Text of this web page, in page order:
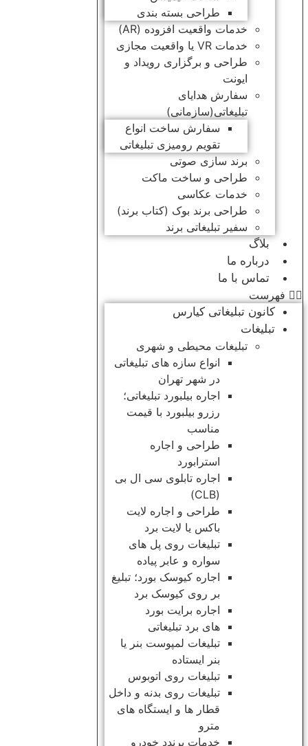
طراحی بسته بندی
خدمات واقعیت افزوده (AR)
خدمات VR یا واقعیت مجازی
طراحی و برگزاری رویداد و
ایونت
سفارش هدایای
تبلیغاتی(سازمانی)
سفارش ساخت انواع
تقویم رومیزی تبلیغاتی
برند سازی صوتی
طراحی و ساخت ماکت
خدمات عکاسی
طراحی برند بوک (کتاب برند)
سفیر تبلیغاتی برند
بلاگ
درباره ما
تماس با ما
فهرست
کانون تبلیغاتی کیارس
تبلیغات
تبلیغات محیطی و شهری
انواع سازه‌ های تبلیغاتی
در شهر تهران
اجاره بیلبورد تبلیغاتی؛
رزرو بیلبورد با قیمت
مناسب
طراحی و اجاره
استرابورد
اجاره تابلوی سی ال بی
(CLB)
طراحی و اجاره لایت
باکس یا لایت برد
تبلیغات روی پل های
سواره و عابر پیاده
اجاره کیوسک بورد؛ تبلیغ
بر روی کیوسک برد
اجاره برایت بورد
های برد تبلیغاتی
تبلیغات لمپوست بنر یا
بنر ایستاده
تبلیغات روی اتوبوس
تبلیغات روی بدنه و داخل
قطار ها و ایستگاه های
مترو
خدمات برندد خودرو